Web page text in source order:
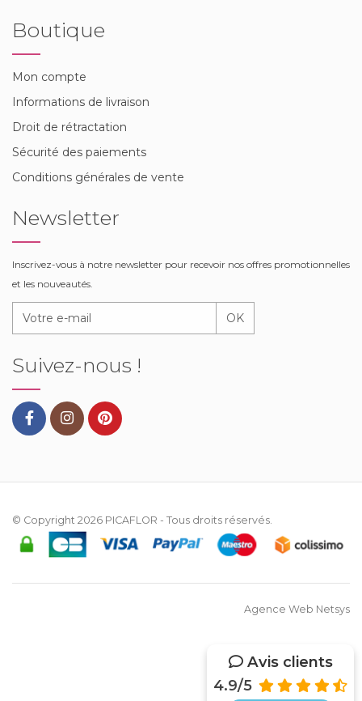
Avis clients
4.9/5
Boutique
Mon compte
Informations de livraison
Droit de rétractation
Sécurité des paiements
Conditions générales de vente
Newsletter
Inscrivez-vous à notre newsletter pour recevoir nos offres promotionnelles
et les nouveautés.
OK
Suivez-nous !
© Copyright 2026 PICAFLOR - Tous droits réservés.
Agence Web Netsys